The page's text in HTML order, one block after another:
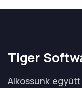
Tiger
Alkossunk